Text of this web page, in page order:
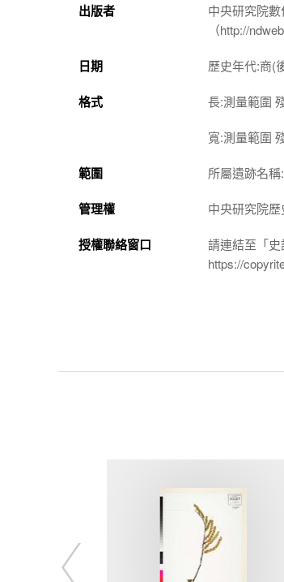
出版者
中央研究院
（http://
日期 歷史年代:商(
格式 長:測量範圍
寬:測量範圍
範圍 所屬遺跡名
管理權 中央研究院歷
授權聯絡窗口
請連結至「
https://